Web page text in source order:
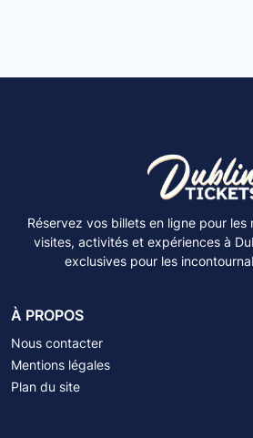
Réservez vos billets en ligne pour les
visites, activités et expériences à
exclusives pour les
À PROPOS
Nous contacter
Mentions légales
Plan du site